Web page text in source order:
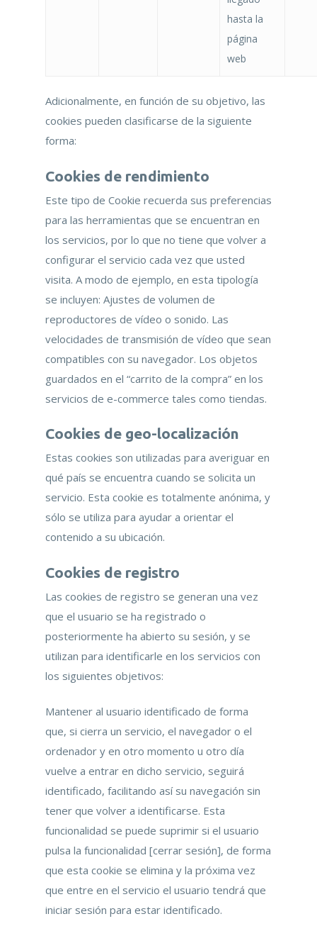
hasta la
página
web
Adicionalmente, en función de su objetivo, las
cookies pueden clasificarse de la siguiente
forma:
Cookies de rendimiento
Este tipo de Cookie recuerda sus preferencias
para las herramientas que se encuentran en
los servicios, por lo que no tiene que volver a
configurar el servicio cada vez que usted
visita. A modo de ejemplo, en esta tipología
se incluyen: Ajustes de volumen de
reproductores de vídeo o sonido. Las
velocidades de transmisión de vídeo que sean
compatibles con su navegador. Los objetos
guardados en el “carrito de la compra” en los
servicios de e-commerce tales como tiendas.
Cookies de geo-localización
Estas cookies son utilizadas para averiguar en
qué país se encuentra cuando se solicita un
servicio. Esta cookie es totalmente anónima, y
sólo se utiliza para ayudar a orientar el
contenido a su ubicación.
Cookies de registro
Las cookies de registro se generan una vez
que el usuario se ha registrado o
posteriormente ha abierto su sesión, y se
utilizan para identificarle en los servicios con
los siguientes objetivos:
Mantener al usuario identificado de forma
que, si cierra un servicio, el navegador o el
ordenador y en otro momento u otro día
vuelve a entrar en dicho servicio, seguirá
identificado, facilitando así su navegación sin
tener que volver a identificarse. Esta
funcionalidad se puede suprimir si el usuario
pulsa la funcionalidad [cerrar sesión], de forma
que esta cookie se elimina y la próxima vez
que entre en el servicio el usuario tendrá que
iniciar sesión para estar identificado.